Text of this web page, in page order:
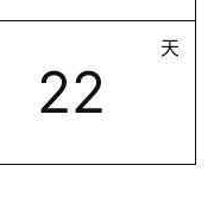
22
天